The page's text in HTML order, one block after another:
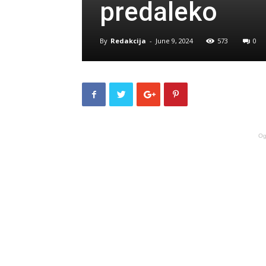
predaleko
By Redakcija - June 9, 2024 573 0